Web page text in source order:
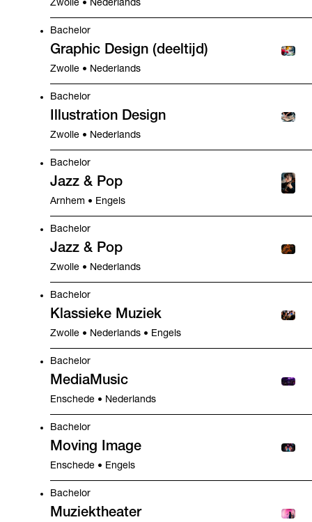
Zwolle • Nederlands
Bachelor
Graphic Design (deeltijd)
Zwolle • Nederlands
Bachelor
Illustration Design
Zwolle • Nederlands
Bachelor
Jazz & Pop
Arnhem • Engels
Bachelor
Jazz & Pop
Zwolle • Nederlands
Bachelor
Klassieke Muziek
Zwolle • Nederlands • Engels
Bachelor
MediaMusic
Enschede • Nederlands
Bachelor
Moving Image
Enschede • Engels
Bachelor
Muziektheater